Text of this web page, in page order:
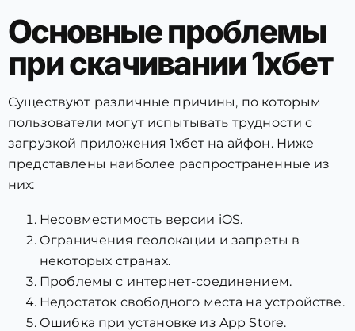
Основные проблемы
при скачивании 1хбет
Существуют различные причины, по которым
пользователи могут испытывать трудности с
загрузкой приложения 1хбет на айфон. Ниже
представлены наиболее распространенные из
них:
Несовместимость версии iOS.
Ограничения геолокации и запреты в
некоторых странах.
Проблемы с интернет-соединением.
Недостаток свободного места на устройстве.
Ошибка при установке из App Store.